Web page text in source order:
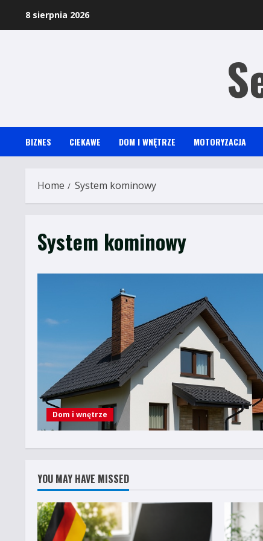
8 sierpnia 2026
BIZNES CIEKAWE DOM I WNĘTRZE MOTORYZACJA
Home System kominowy
System kominowy
Dom i wnętrze
YOU MAY HAVE MISSED